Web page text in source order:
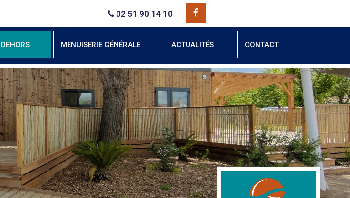
02 51 90 14 10
MENUISERIE GÉNÉRALE ACTUALITÉS CONTACT